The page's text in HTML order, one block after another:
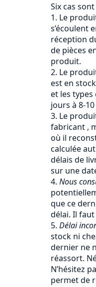
Six cas
Le
s’écoulent
réception
de pièces
produit.
Le
est en
et les types
jours à 8-
Le
fabricant ,
où il
calculée
délais de
sur une
Nous
que ce
délai. Il
Délai
stock ni
dernier ne
réassort.
N’hésitez
permet de